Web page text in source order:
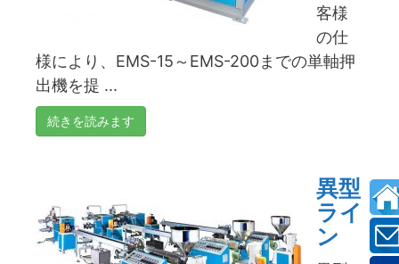
客様
の仕
様により、EMS-15～EMS-200までの単軸押
出機を提 ...
続きを読みます
異型
ライ
ン